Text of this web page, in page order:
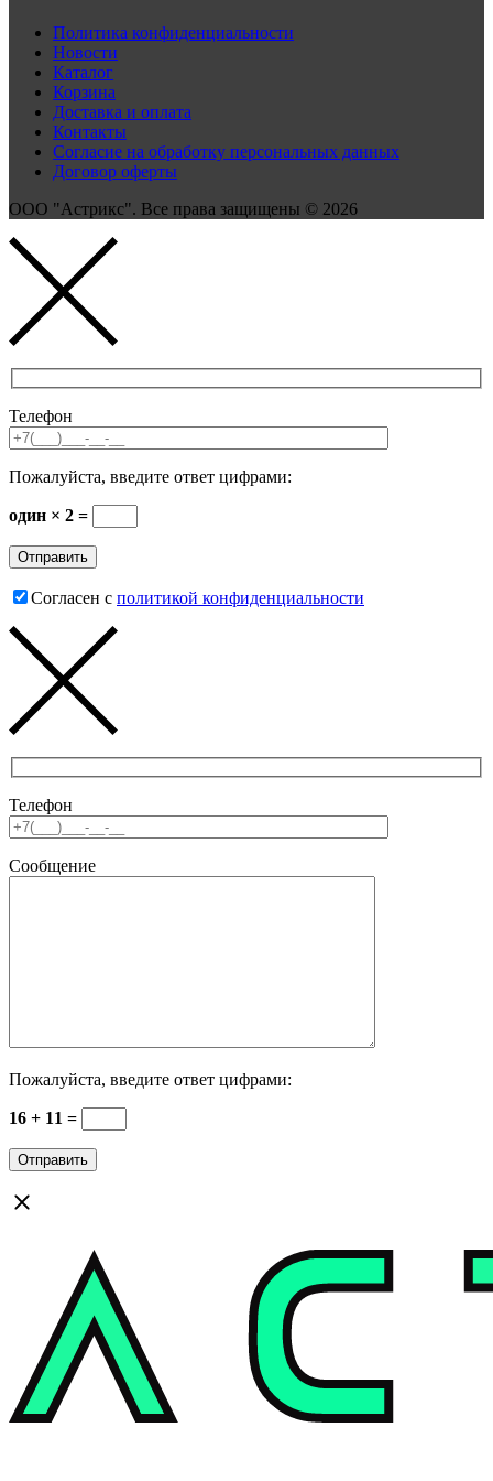
Политика конфиденциальности
Новости
Каталог
Корзина
Доставка и оплата
Контакты
Согласие на обработку персональных данных
Договор оферты
ООО "Астрикс". Все права защищены © 2026
Телефон
Пожалуйста, введите ответ цифрами:
один × 2 =
Согласен с политикой конфиденциальности
Телефон
Сообщение
Пожалуйста, введите ответ цифрами:
16 + 11 =